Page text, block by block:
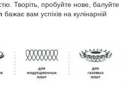
Творіть, пробуйте нове, балуйте
бажає вам успіхів на кулінарній